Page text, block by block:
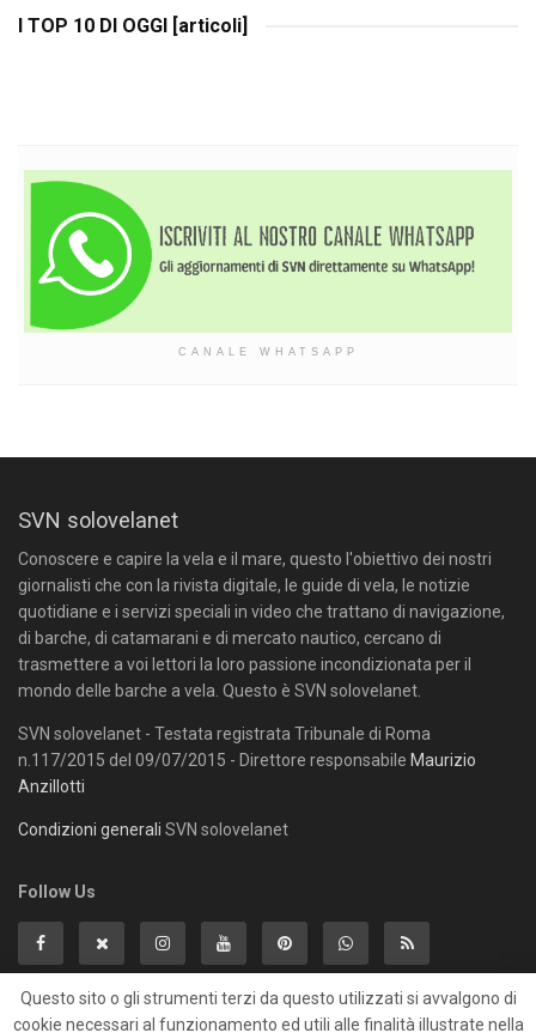
I TOP 10 DI OGGI [articoli]
CANALE WHATSAPP
SVN solovelanet
Conoscere e capire la vela e il mare, questo l'obiettivo dei nostri
giornalisti che con la rivista digitale, le guide di vela, le notizie
quotidiane e i servizi speciali in video che trattano di navigazione,
di barche, di catamarani e di mercato nautico, cercano di
trasmettere a voi lettori la loro passione incondizionata per il
mondo delle barche a vela. Questo è SVN solovelanet.
SVN solovelanet - Testata registrata Tribunale di Roma
n.117/2015 del 09/07/2015 - Direttore responsabile Maurizio
Anzillotti
Condizioni generali SVN solovelanet
Follow Us
Questo sito o gli strumenti terzi da questo utilizzati si avvalgono di
cookie necessari al funzionamento ed utili alle finalità illustrate nella